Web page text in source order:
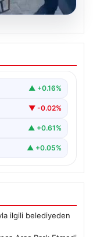
Engel
ve▲ +0.16%
▼ -0.02%
▲ +0.61%
▲ +0.05%
ilgili belediyeden